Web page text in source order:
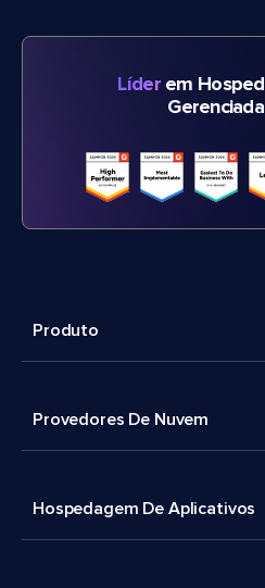
Líderem
Produto
Provedores De Nuvem
Hospedagem De Aplicativos